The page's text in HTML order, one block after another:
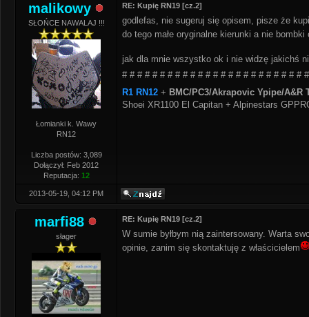
malikowy
SŁOŃCE NAWALAJ !!!
Łomianki k. Wawy
RN12
Liczba postów: 3,089
Dołączył: Feb 2012
Reputacja: 12
RE: Kupię RN19 [cz.2]
godlefas, nie sugeruj się opisem, pisze że
do tego małe oryginalne kierunki a nie
jak dla mnie wszystko ok i nie widzę jakichś
# # # # # # # # # # # # # # # # # # # # # # # #
R1 RN12 + BMC/PC3/Akrapovic Ypipe/A&R
Shoei XR1100 El Capitan + Alpinestars
2013-05-19, 04:12 PM
marfi88
słager
RE: Kupię RN19 [cz.2]
W sumie byłbym nią zaintersowany. Warta
opinie, zanim się skontaktuję z właścicielem